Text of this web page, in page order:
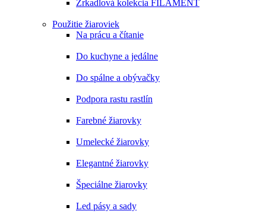
Zrkadlová kolekcia FILAMENT
Použitie žiaroviek
Na prácu a čítanie
Do kuchyne a jedálne
Do spálne a obývačky
Podpora rastu rastlín
Farebné žiarovky
Umelecké žiarovky
Elegantné žiarovky
Špeciálne žiarovky
Led pásy a sady